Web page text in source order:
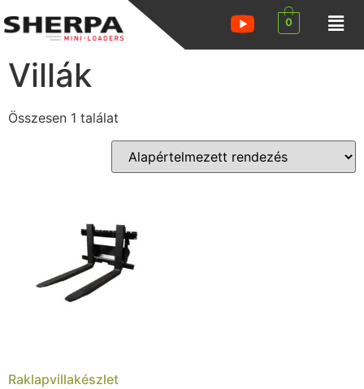
0
Villák
Összesen 1 találat
Raklapvillakészlet